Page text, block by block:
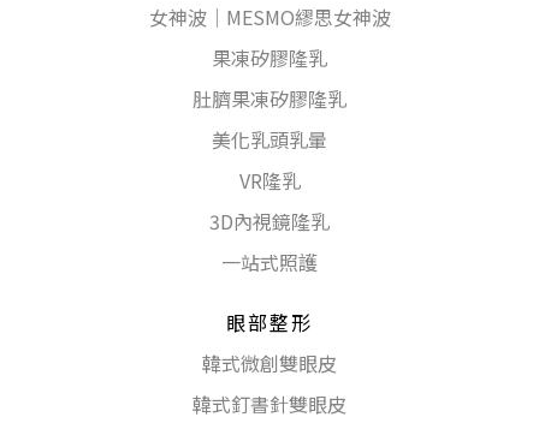
女神波｜MESMO繆思女神波
果凍矽膠隆乳
肚臍果凍矽膠隆乳
美化乳頭乳暈
VR隆乳
3D內視鏡隆乳
一站式照護
眼部整形
韓式微創雙眼皮
韓式釘書針雙眼皮